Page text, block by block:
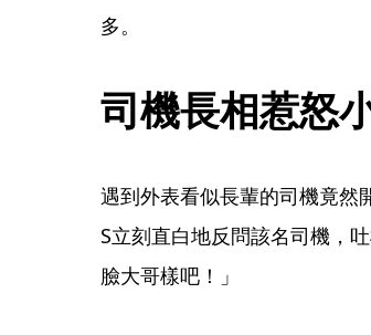
多。
司機長相惹怒
遇到外表看似長輩的司機竟然
S立刻直白地反問該名司機，
臉大哥樣吧！」